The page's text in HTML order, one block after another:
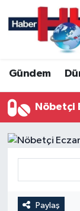
Gündem
Nöbetçi
Paylaş
Hava
Trafik
Süper Lig
Tüm
Son
Haber